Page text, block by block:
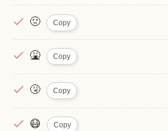
🤢 Copy
🤮 Copy
🤧 Copy
😷 Copy